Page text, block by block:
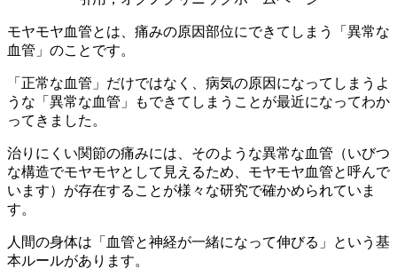
モヤモヤ血管とは、痛みの原因部位にできてしまう「異常な
血管」のことです。
「正常な血管」だけではなく、病気の原因になってしまうよ
うな「異常な血管」もできてしまうことが最近になってわか
ってきました。
治りにくい関節の痛みには、そのような異常な血管（いびつ
な構造でモヤモヤとして見えるため、モヤモヤ血管と呼んで
います）が存在することが様々な研究で確かめられていま
す。
人間の身体は「血管と神経が一緒になって伸びる」という基
本ルールがあります。